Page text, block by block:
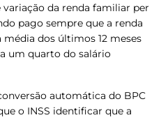
da renda familiar per
pago sempre que a renda
dos últimos 12 meses
um quarto do salário
automática do BPC
o INSS identificar que a